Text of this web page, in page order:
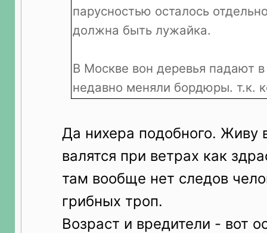
парусностью осталось
должна быть лужайка.
В Москве вон деревья падают
недавно меняли бордюры. т.к.
Да нихера подобного. Живу
валятся при ветрах как
там вообще нет следов
грибных троп.
Возраст и вредители - вот